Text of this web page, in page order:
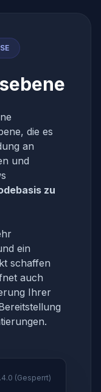
die es
an
und
zu
ein
schaffen
auch
Ihrer
(Gesperrt)